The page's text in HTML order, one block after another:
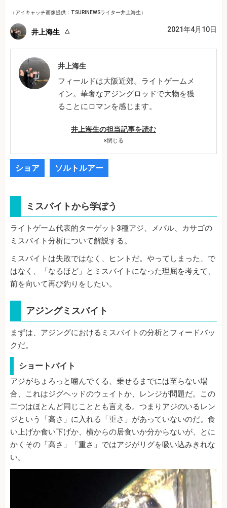
（アイキャッチ画像提供：TSURINEWSライター井上海生）
井上海生 2021年4月10日
井上海生
フィールドは大阪近郊。ライトゲームメ
イン。華奢なアジングロッドで大物を獲
ることにロマンを感じます。
井上海生の担当記事を読む
×閉じる
ショア ソルトルアー
ミスバイトから学ぼう
ライトゲーム代表的ターゲット3種アジ、メバル、カサゴの
ミスバイト分析について解説する。
ミスバイトは失敗ではなく、ヒントだ。やってしまった、で
はなく、「なるほど」とミスバイトになった理屈を考えて、
前を向いて再び釣りをしたい。
アジングミスバイト
まずは、アジングにおけるミスバイトの分析とフィードバッ
クだ。
ショートバイト
アジがちょろっと噛んでくる、乗せるまでには至らない場
合、これはジグヘッドのウェイトか、レンジが問題だ。この
二つはほとんど同じこととも言える。つまりアジのいるレン
ジという「高さ」に入れる「重さ」があっていないのだ。食
い上げか食い下げか、横からの居食いか分からないが、とに
かくその「高さ」「重さ」ではアジがリグを吸い込みきれな
い。